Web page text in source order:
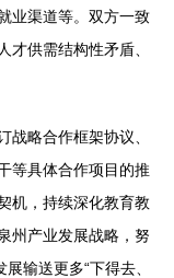
业渠道等。双方一致
才供需结构性矛盾、
战略合作框架协议、
等具体合作项目的推
机，持续深化教育教
州产业发展战略，努
输送更多“下得去、